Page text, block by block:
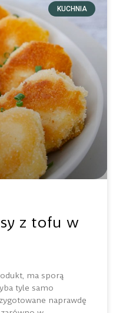
KUCHNIA
z tofu w
ma sporą
tyle samo
naprawdę